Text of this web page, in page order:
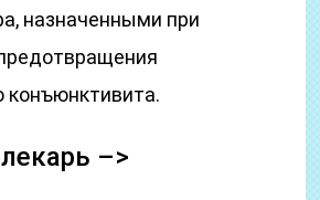
назначенными при
конъюнктивита.
–>